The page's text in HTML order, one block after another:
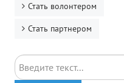
Стать волонтером
Стать партнером
Поиск